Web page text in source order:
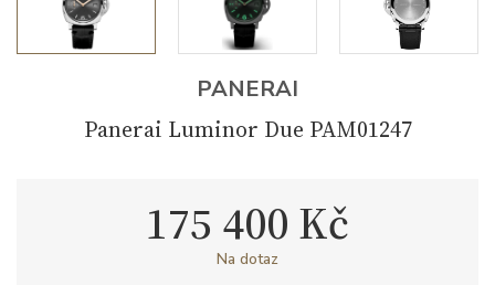
PANERAI
Panerai Luminor Due PAM01247
175 400 Kč
Na dotaz